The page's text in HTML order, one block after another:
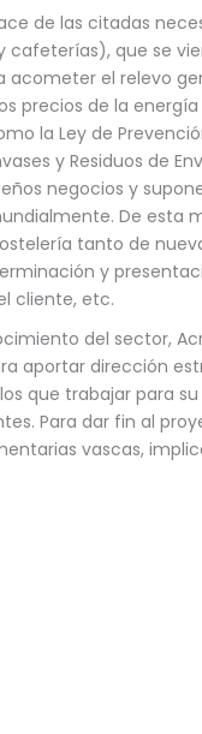
de las citadas
cafeterías), que se
acometer el relevo
precios de la
la Ley de
y Residuos de
negocios y
De esta
tanto de
y
cliente, etc.
del sector,
aportar dirección
que trabajar para
Para dar fin al
vascas,